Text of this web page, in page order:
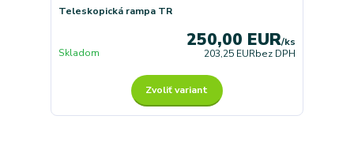
Teleskopická rampa TR
250,00 EUR/ks
203,25 EURbez DPH
Skladom
Zvoliť variant